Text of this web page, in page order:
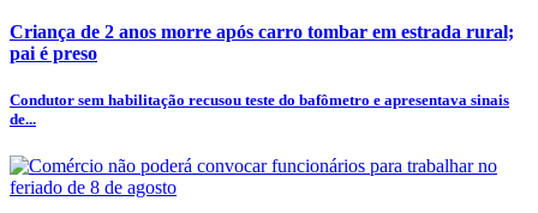
Criança de 2 anos morre após carro tombar em estrada rural;
pai é preso
Condutor sem habilitação recusou teste do bafômetro e apresentava sinais
de...